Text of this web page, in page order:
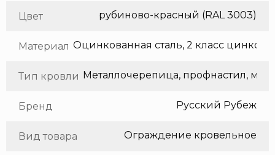
Цвет рубиново-красный (RAL 3003)
Материал
Тип кровли
Бренд Русский Рубеж
Вид товара Ограждение кровельное